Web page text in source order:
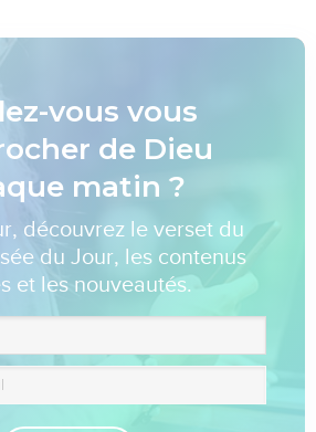
vous vous
de Dieu
matin ?
découvrez le verset du
du Jour, les contenus
et les nouveautés.